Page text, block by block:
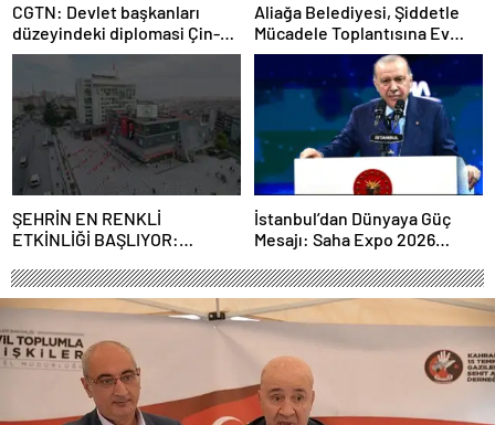
CGTN: Devlet başkanları
düzeyindeki diplomasi Çin-
Rusya arasındaki büyüyen
ortaklığı güçlendiriyor
Aliağa Belediyesi, Şiddetle
Mücadele Toplantısına Ev
Sahipliği Yaptı
ŞEHRİN EN RENKLİ
ETKİNLİĞİ BAŞLIYOR:
FESTİVALİ” HEYECANI
GAZİOSMANPAŞA’DA
YAŞANACAK
İstanbul’dan Dünyaya Güç
Mesajı: Saha Expo 2026